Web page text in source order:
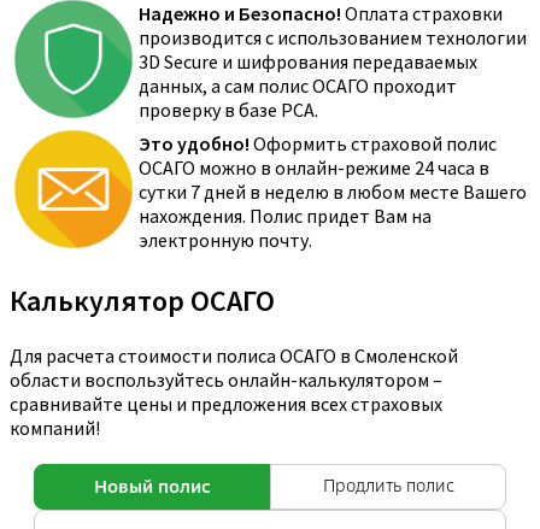
Надежно и Безопасно! Оплата страховки
производится с использованием технологии
3D Secure и шифрования передаваемых
данных, а сам полис ОСАГО проходит
проверку в базе РСА.
Это удобно! Оформить страховой полис
ОСАГО можно в онлайн-режиме 24 часа в
сутки 7 дней в неделю в любом месте Вашего
нахождения. Полис придет Вам на
электронную почту.
Калькулятор ОСАГО
Для расчета стоимости полиса ОСАГО в Смоленской
области воспользуйтесь онлайн-калькулятором –
сравнивайте цены и предложения всех страховых
компаний!